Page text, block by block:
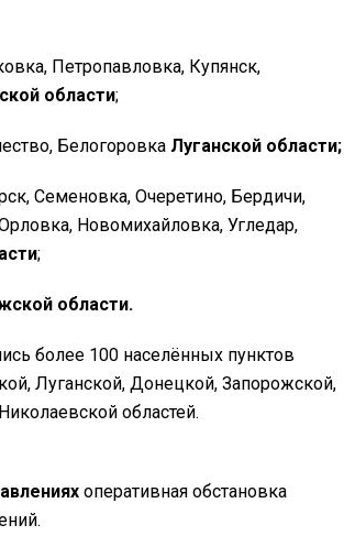
Петропавловка, Купянск,
области;
Белогоровка Луганской области;
Семеновка, Очеретино, Бердичи,
Новомихайловка, Угледар,
;
области.
более 100 населённых пунктов
Луганской, Донецкой, Запорожской,
областей.
оперативная обстановка